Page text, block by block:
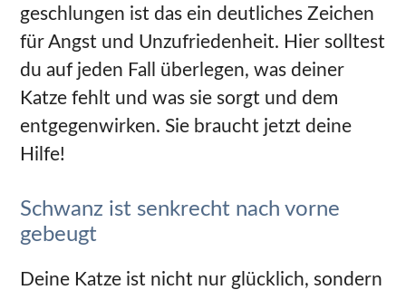
geschlungen ist das ein deutliches Zeichen
für Angst und Unzufriedenheit. Hier solltest
du auf jeden Fall überlegen, was deiner
Katze fehlt und was sie sorgt und dem
entgegenwirken. Sie braucht jetzt deine
Hilfe!
Schwanz ist senkrecht nach vorne
gebeugt
Deine Katze ist nicht nur glücklich, sondern